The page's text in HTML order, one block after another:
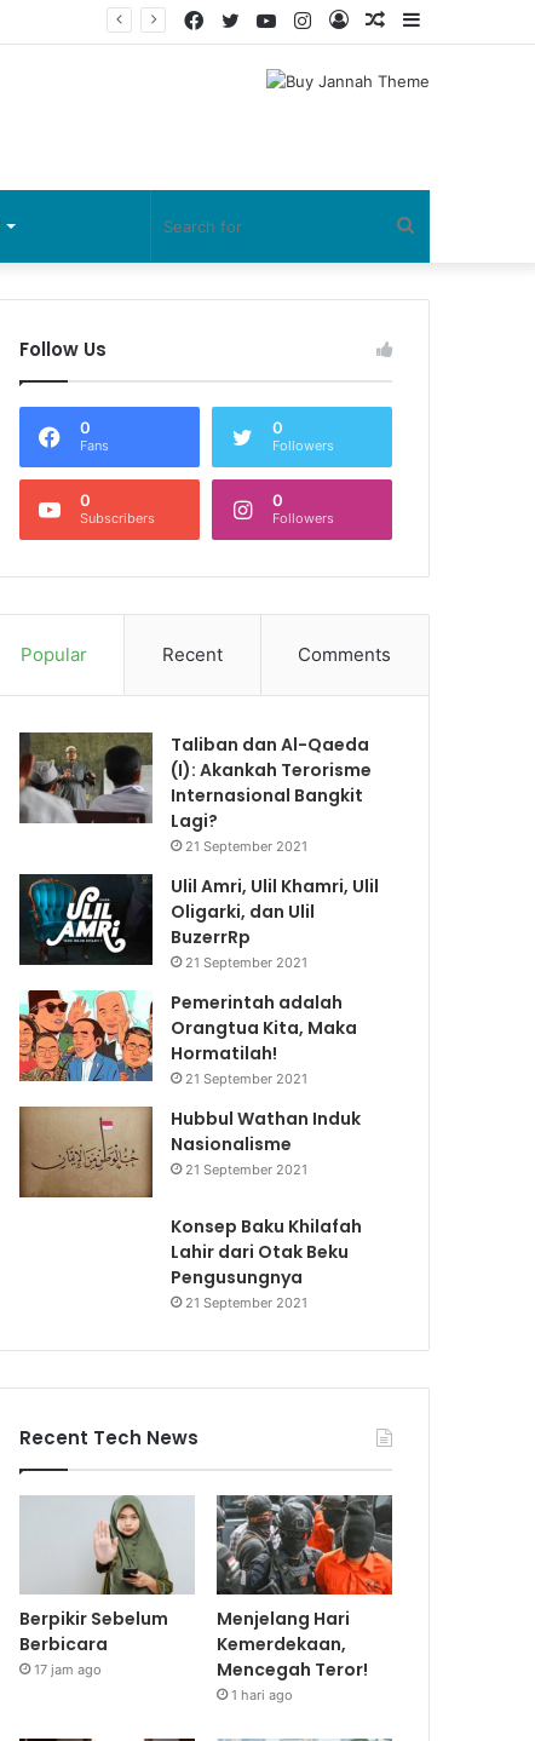
Random
Log
Instagram
YouTube
Twitter
Facebook
for
Follow Us
0
Fans
0
Followers
0
Subscribers
0
Followers
Popular Recent Comments
Taliban dan Al-Qaeda
(I): Akankah Terorisme
Internasional Bangkit
Lagi?
21 September 2021
Ulil Amri, Ulil Khamri, Ulil
Oligarki, dan Ulil
BuzerrRp
21 September 2021
Pemerintah adalah
Orangtua Kita, Maka
Hormatilah!
21 September 2021
Hubbul Wathan Induk
Nasionalisme
21 September 2021
Konsep Baku Khilafah
Lahir dari Otak Beku
Pengusungnya
21 September 2021
Recent Tech News
Berpikir Sebelum
Berbicara
17 jam ago
Menjelang Hari
Kemerdekaan,
Mencegah Teror!
1 hari ago